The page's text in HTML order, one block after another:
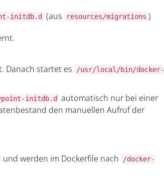
initdb.d (aus resources/migrations )
Danach startet es
/usr/local/bin/docker-
initdb.d
automatisch nur bei einer
den manuellen Aufruf der
und werden im Dockerfile nach
/docker-